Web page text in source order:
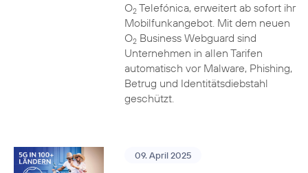
O2Telefónica, erweitert ab sofort ihr
Mobilfunkangebot. Mit dem neuen
O2Business Webguard sind
Unternehmen in allen Tarifen
automatisch vor Malware, Phishing,
Betrug und Identitätsdiebstahl
geschützt.
09. April 2025